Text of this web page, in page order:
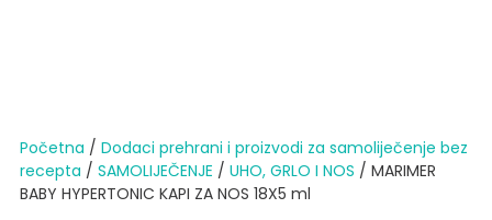
Početna / Dodaci prehrani i proizvodi za samoliječenje bez
recepta / SAMOLIJEČENJE / UHO, GRLO I NOS / MARIMER
BABY HYPERTONIC KAPI ZA NOS 18X5 ml